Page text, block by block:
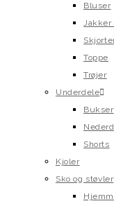
Bluser
Jakker
Toppe
Trøjer
Underdele
Bukser
Shorts
Kjoler
Sko og støvler